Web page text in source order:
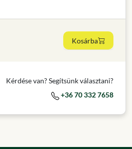
Kosárba
Kérdése van? Segítsünk választani?
+36 70 332 7658